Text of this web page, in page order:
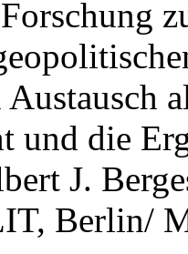
und die
J.
Berlin/